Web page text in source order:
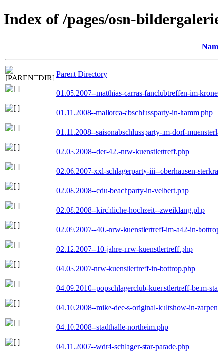
Index of /pages/osn-
Parent Directory
01.05.2007--matthias-carras-fanclubtreffen-im-
01.11.2008--mallorca-abschlussparty-in-hamm.php
01.11.2008--saisonabschlussparty-im-dorf-
02.03.2008--der-42.-nrw-kuenstlertreff.php
02.06.2007-xxl-schlagerparty-iii--oberhausen-
02.08.2008--cdu-beachparty-in-velbert.php
02.08.2008--kirchliche-hochzeit--zweiklang.php
02.09.2007--40.-nrw-kuenstlertreff-im-a42-in-
02.12.2007--10-jahre-nrw-kuenstlertreff.php
04.03.2007-nrw-kuenstlertreff-in-bottrop.php
04.09.2010--popschlagerclub-kuenstlertreff-beim-
04.10.2008--mike-dee-s-original-kultshow-in-
04.10.2008--stadthalle-northeim.php
04.11.2007--wdr4-schlager-star-parade.php